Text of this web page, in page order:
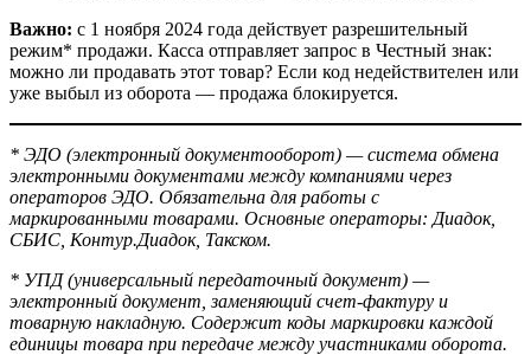
Важно: с 1 ноября 2024 года действует разрешительный
режим* продажи. Касса отправляет запрос в Честный знак:
можно ли продавать этот товар? Если код недействителен или
уже выбыл из оборота — продажа блокируется.
* ЭДО (электронный документооборот) — система обмена
электронными документами между компаниями через
операторов ЭДО. Обязательна для работы с
маркированными товарами. Основные операторы: Диадок,
СБИС, Контур.Диадок, Такском.
* УПД (универсальный передаточный документ) —
электронный документ, заменяющий счет-фактуру и
товарную накладную. Содержит коды маркировки каждой
единицы товара при передаче между участниками оборота.